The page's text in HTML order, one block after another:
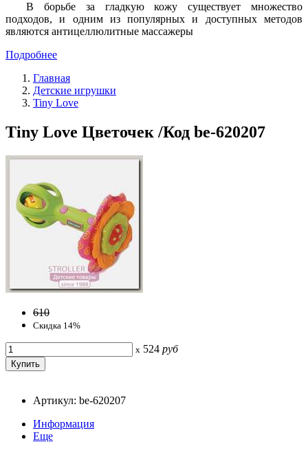
В борьбе за гладкую кожу существует множество
подходов, и одним из популярных и доступных методов
являются антицеллюлитные массажеры
Подробнее
Главная
Детские игрушки
Tiny Love
Tiny Love Цветочек /Код be-620207
610
Скидка 14%
x 524 руб
Артикул: be-620207
Информация
Еще